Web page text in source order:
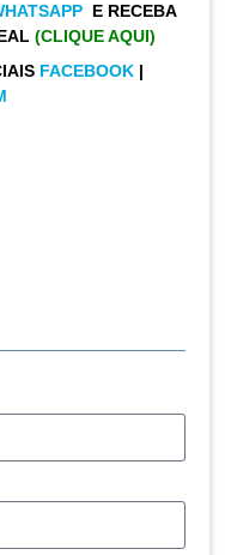
E RECEBA
(CLIQUE AQUI)
FACEBOOK |